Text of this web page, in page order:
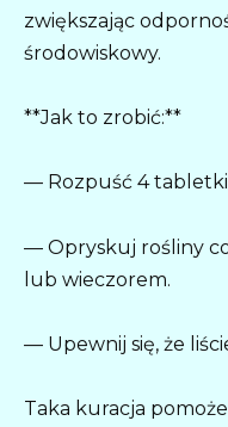
zwiększając
środowiskowy.
**Jak to zrobić:**
— Rozpuść 4 tabletki
— Opryskuj rośliny
lub wieczorem.
— Upewnij się, że
Taka kuracja